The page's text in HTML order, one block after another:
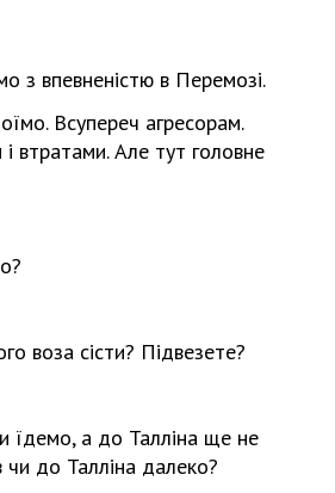
з впевненістю в Перемозі.
Всупереч агресорам.
втратами. Але тут головне
воза сісти? Підвезете?
їдемо, а до Талліна ще не
до Талліна далеко?